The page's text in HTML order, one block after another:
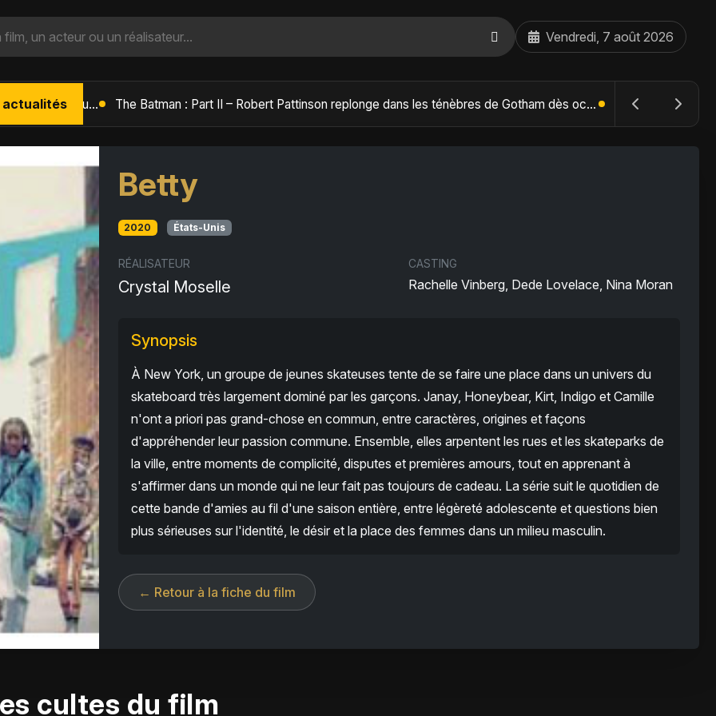
Vendredi, 7 août 2026
L'Âge de Glace : Le Réveil du Volcan – Manny, Sid et Diego de retour pour une aventure explosive The Batman : Part II – Robert Pattinson replonge dans les ténèbres de Gotham dès octobre 2027
Betty
2020 États-Unis
RÉALISATEUR
Crystal Moselle
CASTING
Rachelle Vinberg, Dede Lovelace, Nina Moran
Synopsis
À New York, un groupe de jeunes skateuses tente de se faire une place dans un univers du
skateboard très largement dominé par les garçons. Janay, Honeybear, Kirt, Indigo et Camille
n'ont a priori pas grand-chose en commun, entre caractères, origines et façons
d'appréhender leur passion commune. Ensemble, elles arpentent les rues et les skateparks de
la ville, entre moments de complicité, disputes et premières amours, tout en apprenant à
s'affirmer dans un monde qui ne leur fait pas toujours de cadeau. La série suit le quotidien de
cette bande d'amies au fil d'une saison entière, entre légèreté adolescente et questions bien
plus sérieuses sur l'identité, le désir et la place des femmes dans un milieu masculin.
← Retour à la fiche du film
cultes du film